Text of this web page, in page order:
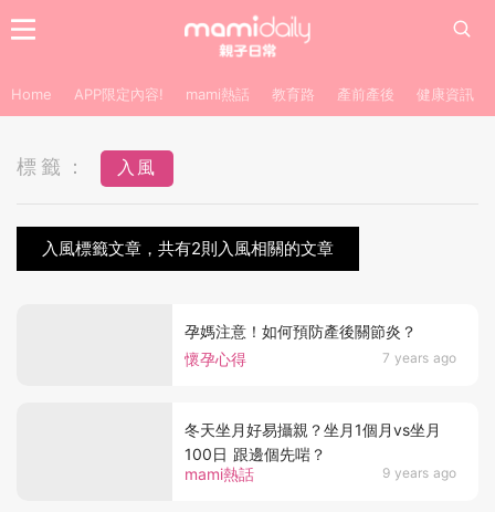
Home APP限定內容! mami熱話 教育路 產前產後 健康資訊
標籤： 入風
入風標籤文章，共有2則入風相關的文章
懷孕心得 7 years ago
孕媽注意！如何預防產後關節炎？
mami熱話 9 years ago
冬天坐月好易攝親？坐月1個月vs坐月
100日 跟邊個先啱？